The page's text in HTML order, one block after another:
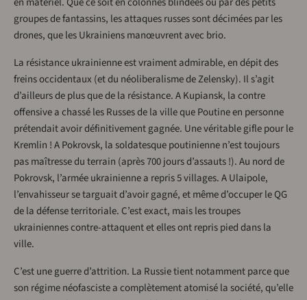
groupes de fantassins, les attaques russes sont décimées par les
drones, que les Ukrainiens manœuvrent avec brio.
La résistance ukrainienne est vraiment admirable, en dépit des
freins occidentaux (et du néoliberalisme de Zelensky). Il s’agit
d’ailleurs de plus que de la résistance. A Kupiansk, la contre
offensive a chassé les Russes de la ville que Poutine en personne
prétendait avoir définitivement gagnée. Une véritable gifle pour le
Kremlin ! A Pokrovsk, la soldatesque poutinienne n’est toujours
pas maîtresse du terrain (après 700 jours d’assauts !). Au nord de
Pokrovsk, l’armée ukrainienne a repris 5 villages. A Ulaipole,
l’envahisseur se targuait d’avoir gagné, et même d’occuper le QG
de la défense territoriale. C’est exact, mais les troupes
ukrainiennes contre-attaquent et elles ont repris pied dans la
ville.
C’est une guerre d’attrition. La Russie tient notamment parce que
son régime néofasciste a complètement atomisé la société, qu’elle